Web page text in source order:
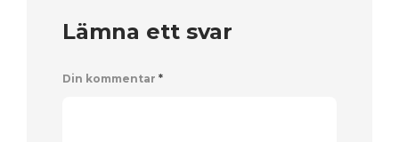
Lämna ett svar
Din kommentar *